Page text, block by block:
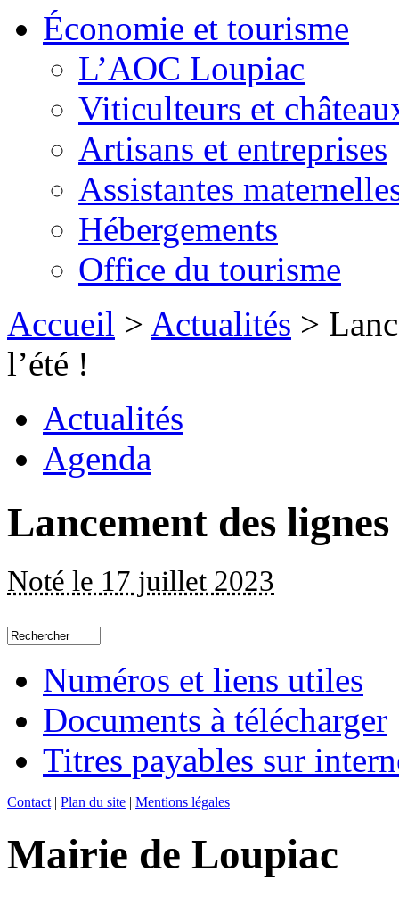
Économie et tourisme
L’AOC Loupiac
Viticulteurs et
Artisans et entreprises
Assistantes
Hébergements
Office du tourisme
Accueil > Actualités >
l’été !
Actualités
Agenda
Lancement des
Noté le 17 juillet 2023
Numéros et liens utiles
Documents à télécharger
Titres payables sur
Contact | Plan du site | Mentions légales
Mairie de Loupiac